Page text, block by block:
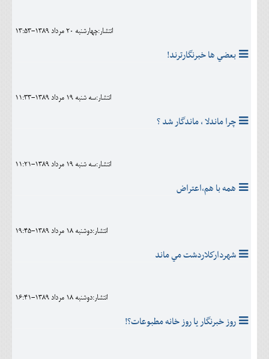
انتشار:چهارشنبه 20 مرداد 1389-13:53
بعضي ها خبرنگارترند!
انتشار:سه شنبه 19 مرداد 1389-11:33
چرا ماندلا ، ماندگار شد ؟
انتشار:سه شنبه 19 مرداد 1389-11:21
همه با هم،اعتراض
انتشار:دوشنبه 18 مرداد 1389-19:45
شهرداركلاردشت مي ماند
انتشار:دوشنبه 18 مرداد 1389-16:41
روز خبرنگار يا روز خانه مطبوعات؟!